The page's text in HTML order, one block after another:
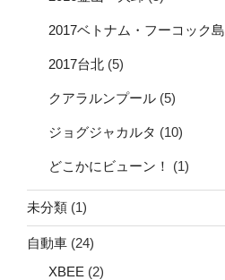
2017ベトナム・フーコック島
2017台北 (5)
クアラルンプール (5)
ジョグジャカルタ (10)
どこかにビューン！ (1)
未分類 (1)
自動車 (24)
XBEE (2)